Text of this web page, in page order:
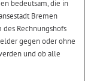
bedeutsam, die in
Bremen
des Rechnungshofs
gegen oder ohne
und ob alle